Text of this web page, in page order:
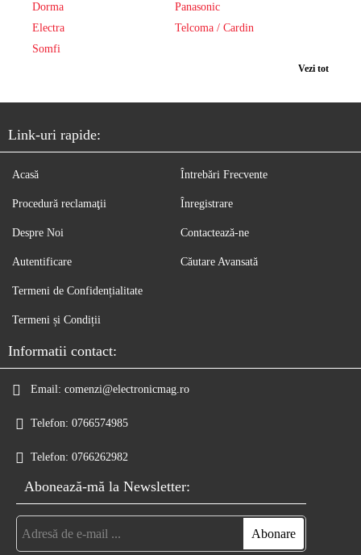
Dorma
Panasonic
Electra
Telcoma / Cardin
Somfi
Vezi tot
Link-uri rapide:
Acasă
Procedură reclamaţii
Despre Noi
Autentificare
Întrebări Frecvente
Înregistrare
Contactează-ne
Căutare Avansată
Termeni de Confidențialitate
Termeni și Condiții
Informatii contact:
Email: comenzi@electronicmag.ro
Telefon: 0766574985
Telefon: 0766262982
Abonează-mă la Newsletter: